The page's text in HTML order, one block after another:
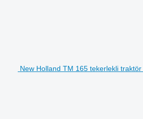
New Holland TM 165 tekerlekli traktör